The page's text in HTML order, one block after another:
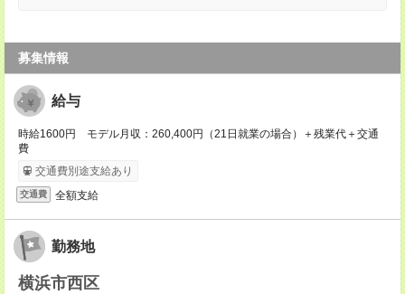
募集情報
給与
時給1600円 モデル月収：260,400円（21日就業の場合）＋残業代＋交通
費
交通費別途支給あり
交通費 全額支給
勤務地
横浜市西区